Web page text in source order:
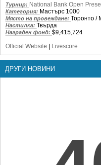
Турнир: National Bank Open
Категория: Мастърс 1000
Място на провеждане: Торонто /
Настилка: Твърда
Награден фонд: $9,415,724
Official Website | Livescore
ДРУГИ НОВИНИ